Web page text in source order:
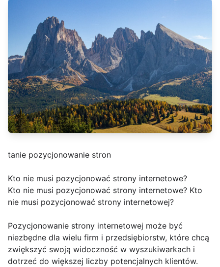
tanie pozycjonowanie stron
Kto nie musi pozycjonować strony internetowe?
Kto nie musi pozycjonować strony internetowe? Kto
nie musi pozycjonować strony internetowej?
Pozycjonowanie strony internetowej może być
niezbędne dla wielu firm i przedsiębiorstw, które chcą
zwiększyć swoją widoczność w wyszukiwarkach i
dotrzeć do większej liczby potencjalnych klientów.